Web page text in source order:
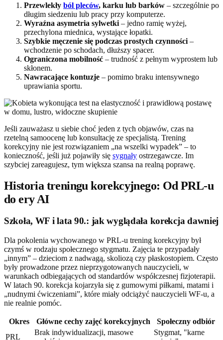
Przewlekły ból pleców, karku lub barków – szczególnie po
długim siedzeniu lub pracy przy komputerze.
Wyraźna asymetria sylwetki – jedno ramię wyżej,
przechylona miednica, wystające łopatki.
Szybkie męczenie się podczas prostych czynności –
wchodzenie po schodach, dłuższy spacer.
Ograniczona mobilność – trudność z pełnym wyprostem lub
skłonem.
Nawracające kontuzje – pomimo braku intensywnego
uprawiania sportu.
Jeśli zauważasz u siebie choć jeden z tych objawów, czas na
rzetelną samoocenę lub konsultację ze specjalistą. Trening
korekcyjny nie jest rozwiązaniem „na wszelki wypadek” – to
konieczność, jeśli już pojawiły się sygnały ostrzegawcze. Im
szybciej zareagujesz, tym większa szansa na realną poprawę.
Historia treningu korekcyjnego: Od PRL-u
do ery AI
Szkoła, WF i lata 90.: jak wyglądała korekcja dawniej
Dla pokolenia wychowanego w PRL-u trening korekcyjny był
czymś w rodzaju społecznego stygmatu. Zajęcia te przypadały
„innym” – dzieciom z nadwagą, skoliozą czy płaskostopiem. Często
były prowadzone przez nieprzygotowanych nauczycieli, w
warunkach odbiegających od standardów współczesnej fizjoterapii.
W latach 90. korekcja kojarzyła się z gumowymi piłkami, matami i
„nudnymi ćwiczeniami”, które miały odciążyć nauczycieli WF-u, a
nie realnie pomóc.
Okres Główne cechy zajęć korekcyjnych
Społeczny odbiór
PRL
Brak indywidualizacji, masowe
Stygmat, "karne